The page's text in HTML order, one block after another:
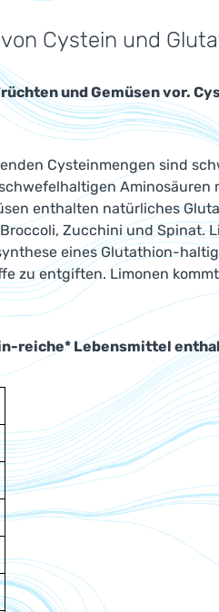
Cystein und
und Gemüsen vor.
Cysteinmengen sind
Aminosäuren
enthalten natürliches
Zucchini und Spinat.
eines Glutathion-
zu entgiften. Limonen
reiche* Lebensmittel